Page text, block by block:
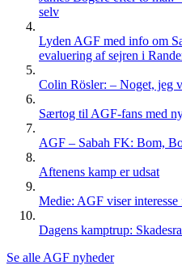
selv
Lyden AGF med info om
evaluering af sejren i
Colin Rösler: – Noget, jeg
Særtog til AGF-fans med
AGF – Sabah FK: Bom,
Aftenens kamp er udsat
Medie: AGF viser interesse
Dagens kamptrup:
Se alle AGF nyheder